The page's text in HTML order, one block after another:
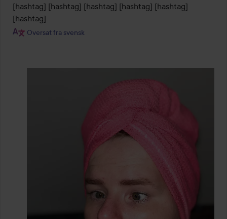
[hashtag] [hashtag] [hashtag] [hashtag] [hashtag]
[hashtag]
Oversat fra svensk